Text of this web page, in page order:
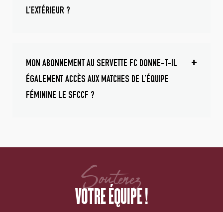
L’EXTÉRIEUR ?
MON ABONNEMENT AU SERVETTE FC DONNE-T-IL
ÉGALEMENT ACCÈS AUX MATCHES DE L’ÉQUIPE
FÉMININE LE SFCCF ?
Soutenez
VOTRE ÉQUIPE !